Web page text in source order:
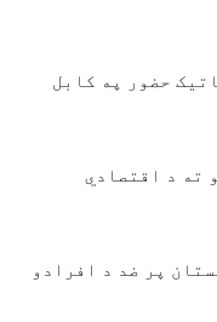
حضور په کابل
ته د اقتصادي
پر ضد د افرادو